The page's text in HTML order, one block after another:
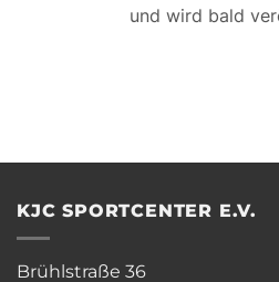
und wird bald
KJC SPORTCENTER E.V.
Brühlstraße 36